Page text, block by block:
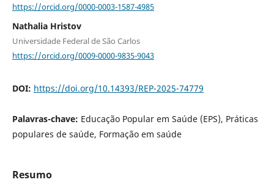
https://orcid.org/0000-0003-1587-4985
Nathalia Hristov
Universidade Federal de São Carlos
https://orcid.org/0009-0000-9835-9043
DOI: https://doi.org/10.14393/REP-2025-74779
Palavras-chave: Educação Popular em Saúde (EPS), Práticas
populares de saúde, Formação em saúde
Resumo